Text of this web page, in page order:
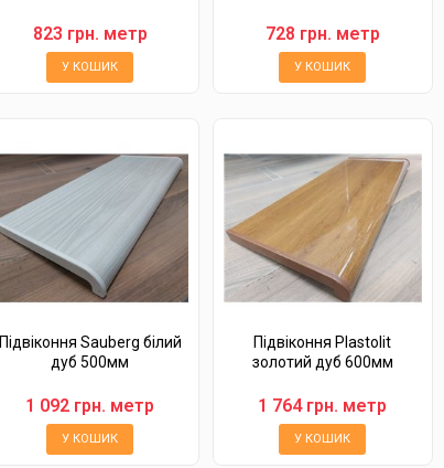
823 грн. метр
У КОШИК
728 грн. метр
У КОШИК
Підвіконня Sauberg білий
дуб 500мм
1 092 грн. метр
У КОШИК
Підвіконня Plastolit
золотий дуб 600мм
1 764 грн. метр
У КОШИК